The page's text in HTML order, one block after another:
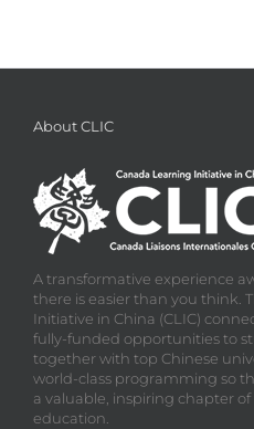
About CLIC
A transformative experience
there is easier than you think.
Initiative in China (CLIC)
fully-funded opportunities to
together with top Chinese
world-class programming so
a valuable, inspiring chapter
education.